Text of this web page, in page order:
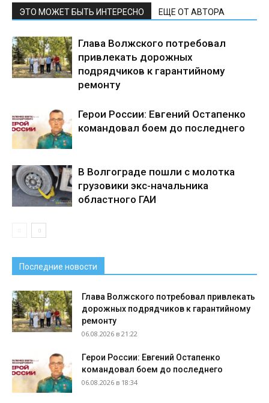
ЭТО МОЖЕТ БЫТЬ ИНТЕРЕСНО ЕЩЕ ОТ АВТОРА
Глава Волжского потребовал
привлекать дорожных
подрядчиков к гарантийному
ремонту
Герои России: Евгений Остапенко
командовал боем до последнего
В Волгограде пошли с молотка
грузовики экс-начальника
областного ГАИ
Последние новости
Глава Волжского потребовал привлекать
дорожных подрядчиков к гарантийному
ремонту
06.08.2026 в 21:22
Герои России: Евгений Остапенко
командовал боем до последнего
06.08.2026 в 18:34